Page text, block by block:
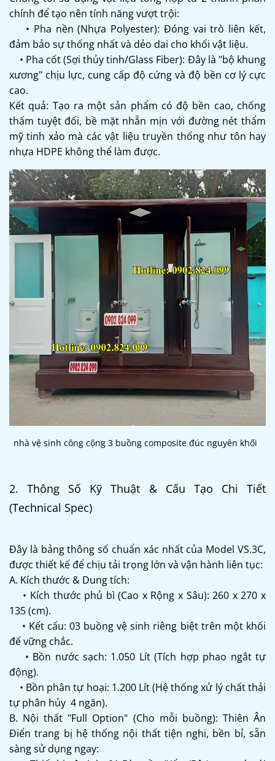
chính để tạo nên tính năng vượt trội:
• Pha nền (Nhựa Polyester): Đóng vai trò liên kết,
đảm bảo sự thống nhất và dẻo dai cho khối vật liệu.
• Pha cốt (Sợi thủy tinh/Glass Fiber): Đây là "bộ khung
xương" chịu lực, cung cấp độ cứng và độ bền cơ lý cực
cao.
Kết quả: Tạo ra một sản phẩm có độ bền cao, chống
thấm tuyệt đối, bề mặt nhẵn mịn với đường nét thẩm
mỹ tinh xảo mà các vật liệu truyền thống như tôn hay
nhựa HDPE không thể làm được.
nhà vệ sinh công cộng 3 buồng composite đúc nguyên khối
2. Thông Số Kỹ Thuật & Cấu Tạo Chi Tiết
(Technical Spec)
Đây là bảng thông số chuẩn xác nhất của Model VS.3C,
được thiết kế để chịu tải trọng lớn và vận hành liên tục:
A. Kích thước & Dung tích:
• Kích thước phủ bì (Cao x Rộng x Sâu): 260 x 270 x
135 (cm).
• Kết cấu: 03 buồng vệ sinh riêng biệt trên một khối
đế vững chắc.
• Bồn nước sạch: 1.050 Lít (Tích hợp phao ngắt tự
động).
• Bồn phân tự hoại: 1.200 Lít (Hệ thống xử lý chất thải
tự phân hủy 4 ngăn).
B. Nội thất "Full Option" (Cho mỗi buồng): Thiên Ân
Điển trang bị hệ thống nội thất tiện nghi, bền bỉ, sẵn
sàng sử dụng ngay: